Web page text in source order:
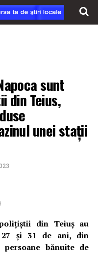
sunt
din Teius,
unei stații
din Teiuș au
și 31 de ani, din
bănuite de